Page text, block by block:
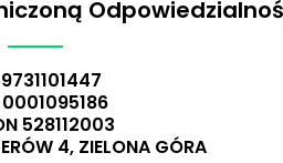
0001095186
528112003
4, ZIELONA GÓRA